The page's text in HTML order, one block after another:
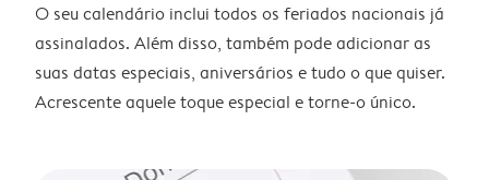
O seu calendário inclui todos os feriados nacionais já
assinalados. Além disso, também pode adicionar as
suas datas especiais, aniversários e tudo o que quiser.
Acrescente aquele toque especial e torne-o único.